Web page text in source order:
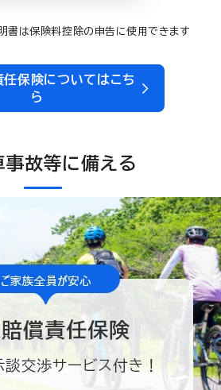
書は保険料控除の申告に使用できます
保険についてはこち
ら
事故等に備える